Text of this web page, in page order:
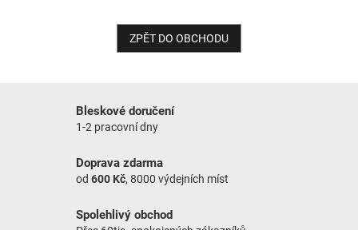
ZPĚT DO OBCHODU
Bleskové doručení
1-2 pracovní dny
Doprava zdarma
od 600 Kč, 8000 výdejních míst
Spolehlivý obchod